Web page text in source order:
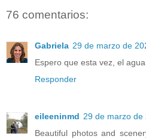
76 comentarios:
Gabriela 29 de marzo de
Espero que esta vez, el
Responder
eileeninmd 29 de marzo de
Beautiful photos and